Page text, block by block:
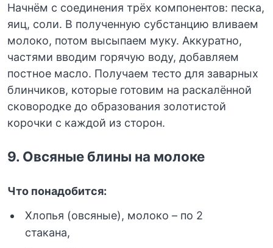
Начнём с соединения трёх компонентов: песка,
яиц, соли. В полученную субстанцию вливаем
молоко, потом высыпаем муку. Аккуратно,
частями вводим горячую воду, добавляем
постное масло. Получаем тесто для заварных
блинчиков, которые готовим на раскалённой
сковородке до образования золотистой
корочки с каждой из сторон.
9. Овсяные блины на молоке
Что понадобится:
Хлопья (овсяные), молоко – по 2
стакана,